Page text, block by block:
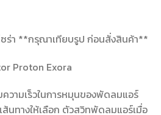
ร่า **กรุณาเทียบรูป ก่อนสั่งสินค้า**
Proton Exora
วามเร็วในการหมุนของพัดลมแอร์
นทางให้เลือก ตัวสวิทพัดลมแอร์เมื่อ